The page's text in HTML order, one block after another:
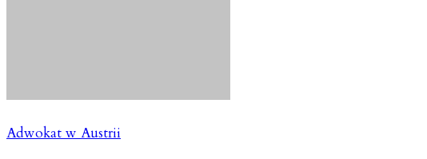
Adwokat w Austrii